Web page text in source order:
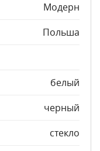
Модерн
Польша
белый
черный
стекло